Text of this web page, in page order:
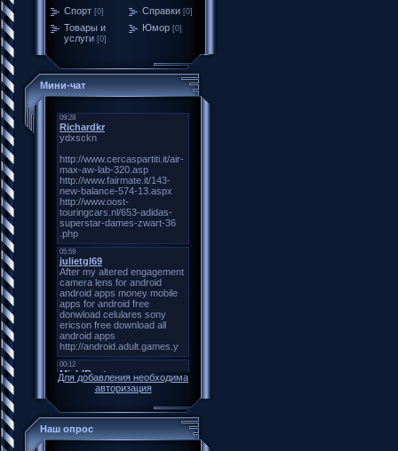
Спорт [0] Справки [0]
Товары и
услуги [0]
Юмор [0]
Мини-чат
Для добавления необходима
авторизация
Наш опрос